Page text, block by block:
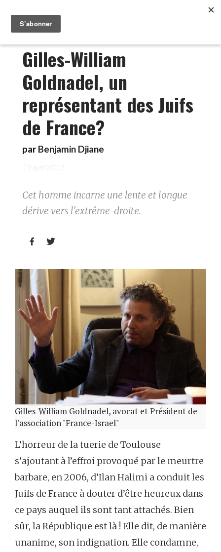
Gilles-William
Goldnadel, un
représentant des Juifs
de France?
par Benjamin Djiane
19 avril 2012
Cet homme incarne une lente et longue
dérive vers l'extrême-droite.
 
Gilles-William Goldnadel, avocat et Président de
l'association "France-Israel"
L’horreur de la tuerie de Toulouse
s’ajoutant à l’effroi provoqué par le meurtre
barbare, en 2006, d’Ilan Halimi a conduit les
Juifs de France à douter d’être heureux dans
ce pays auquel ils sont tant attachés. Bien
sûr, la République est là ! Elle dit, de manière
unanime, son indignation. Elle condamne,